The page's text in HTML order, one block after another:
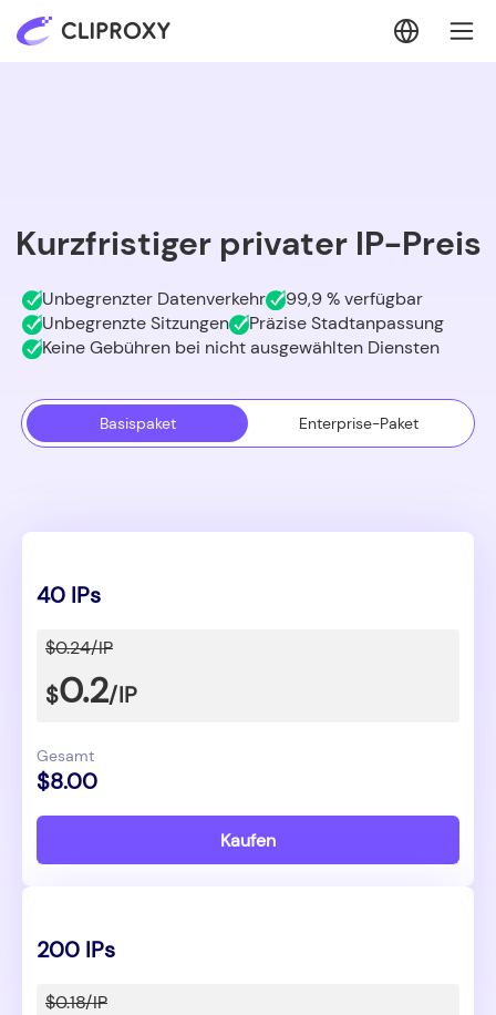
Kurzfristiger privater IP-Preis
Unbegrenzter Datenverkehr
99,9 % verfügbar
Unbegrenzte Sitzungen
Präzise Stadtanpassung
Keine Gebühren bei nicht ausgewählten Diensten
Basispaket Enterprise-Paket
40 IPs
$0.24/IP
$0.2/IP
Gesamt
$8.00
Kaufen
200 IPs
$0.18/IP